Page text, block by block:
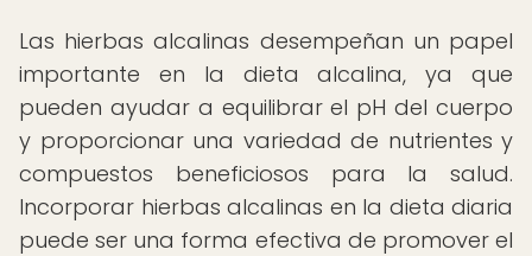
Las hierbas alcalinas desempeñan un papel
importante en la dieta alcalina, ya que
pueden ayudar a equilibrar el pH del cuerpo
y proporcionar una variedad de nutrientes y
compuestos beneficiosos para la salud.
Incorporar hierbas alcalinas en la dieta diaria
puede ser una forma efectiva de promover el